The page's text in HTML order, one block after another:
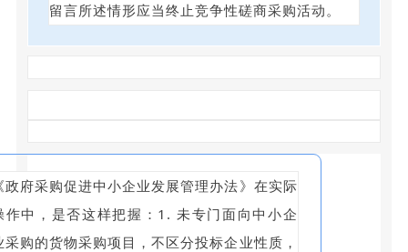
留言所述情形应当终止竞争性磋商采购活动。
政府采购促进中小企业发展管理办法》在实际
作中，是否这样把握：1. 未专门面向中小企
采购的货物采购项目，不区分投标企业性质，